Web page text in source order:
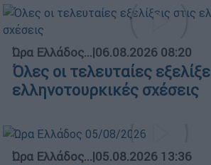
Ώρα Ελλάδος...|06.08.2026 08:20
Όλες οι τελευταίες
ελληνοτουρκικές σχέσεις
Ώρα Ελλάδος...|05.08.2026 13:36